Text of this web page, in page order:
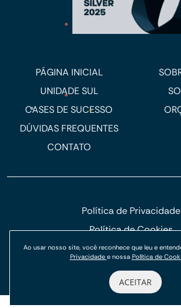
PÁGINA INICIAL
UNIDADE SUL
CASES DE SUCESSO
DÚVIDAS FREQUENTES
CONTATO
Política de Privacidade
Política de Cookies
© Kombi Agência Digital
Ao usar nosso site, você reconhece que leu e
Privacidade e nossa Política de
ACEITAR